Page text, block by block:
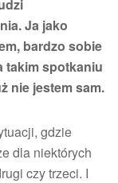
Ja jako
bardzo sobie
takim spotkaniu
nie jestem sam.
gdzie
dla niektórych
czy trzeci. I